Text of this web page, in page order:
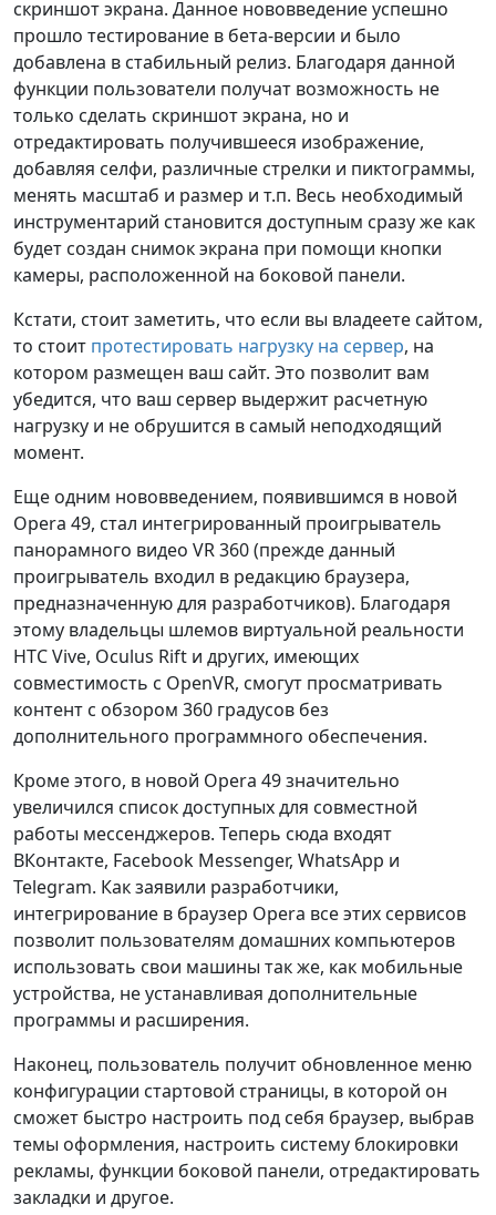
скриншот экрана. Данное нововведение успешно
прошло тестирование в бета-версии и было
добавлена в стабильный релиз. Благодаря данной
функции пользователи получат возможность не
только сделать скриншот экрана, но и
отредактировать получившееся изображение,
добавляя селфи, различные стрелки и пиктограммы,
менять масштаб и размер и т.п. Весь необходимый
инструментарий становится доступным сразу же как
будет создан снимок экрана при помощи кнопки
камеры, расположенной на боковой панели.
Кстати, стоит заметить, что если вы владеете сайтом,
то стоит протестировать нагрузку на сервер, на
котором размещен ваш сайт. Это позволит вам
убедится, что ваш сервер выдержит расчетную
нагрузку и не обрушится в самый неподходящий
момент.
Еще одним нововведением, появившимся в новой
Opera 49, стал интегрированный проигрыватель
панорамного видео VR 360 (прежде данный
проигрыватель входил в редакцию браузера,
предназначенную для разработчиков). Благодаря
этому владельцы шлемов виртуальной реальности
HTC Vive, Oculus Rift и других, имеющих
совместимость с OpenVR, смогут просматривать
контент с обзором 360 градусов без
дополнительного программного обеспечения.
Кроме этого, в новой Opera 49 значительно
увеличился список доступных для совместной
работы мессенджеров. Теперь сюда входят
ВКонтакте, Facebook Messenger, WhatsApp и
Telegram. Как заявили разработчики,
интегрирование в браузер Opera все этих сервисов
позволит пользователям домашних компьютеров
использовать свои машины так же, как мобильные
устройства, не устанавливая дополнительные
программы и расширения.
Наконец, пользователь получит обновленное меню
конфигурации стартовой страницы, в которой он
сможет быстро настроить под себя браузер, выбрав
темы оформления, настроить систему блокировки
рекламы, функции боковой панели, отредактировать
закладки и другое.